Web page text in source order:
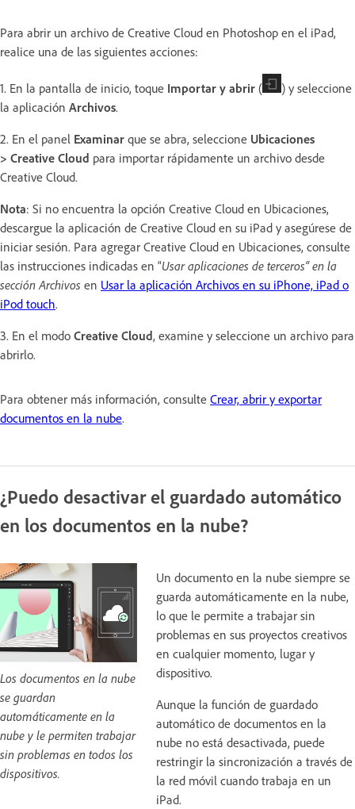
Para abrir un archivo de Creative Cloud en Photoshop en el iPad,
realice una de las siguientes acciones:
1. En la pantalla de inicio, toque Importar y abrir (
) y seleccione
la aplicación Archivos.
2. En el panel Examinar que se abra, seleccione Ubicaciones
> Creative Cloud para importar rápidamente un archivo desde
Creative Cloud.
Nota: Si no encuentra la opción Creative Cloud en Ubicaciones,
descargue la aplicación de Creative Cloud en su iPad y asegúrese de
iniciar sesión. Para agregar Creative Cloud en Ubicaciones, consulte
las instrucciones indicadas en “Usar aplicaciones de terceros“ en la
sección Archivos en Usar la aplicación Archivos en su iPhone, iPad o
iPod touch.
3. En el modo Creative Cloud, examine y seleccione un archivo para
abrirlo.
Para obtener más información, consulte Crear, abrir y exportar
documentos en la nube.
¿Puedo desactivar el guardado automático
en los documentos en la nube?
Los documentos en la nube
se guardan
automáticamente en la
nube y le permiten trabajar
sin problemas en todos los
dispositivos.
Un documento en la nube siempre se
guarda automáticamente en la nube,
lo que le permite a trabajar sin
problemas en sus proyectos creativos
en cualquier momento, lugar y
dispositivo.
Aunque la función de guardado
automático de documentos en la
nube no está desactivada, puede
restringir la sincronización a través de
la red móvil cuando trabaja en un
iPad.